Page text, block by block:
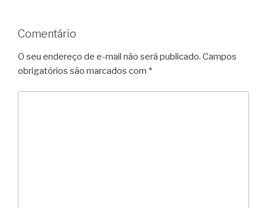
Comentário
O seu endereço de e-mail não será publicado. Campos
obrigatórios são marcados com *